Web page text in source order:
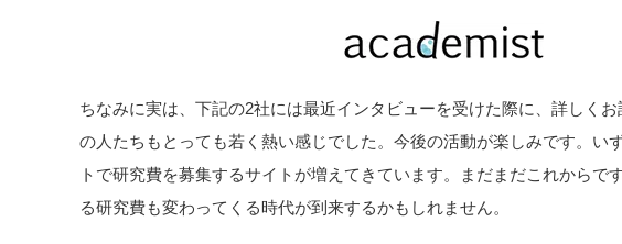
ちなみに実は、下記の2社には最近インタビューを受けた際に、詳しく
の人たちもとっても若く熱い感じでした。今後の活動が楽しみです。い
トで研究費を募集するサイトが増えてきています。まだまだこれからで
る研究費も変わってくる時代が到来するかもしれません。